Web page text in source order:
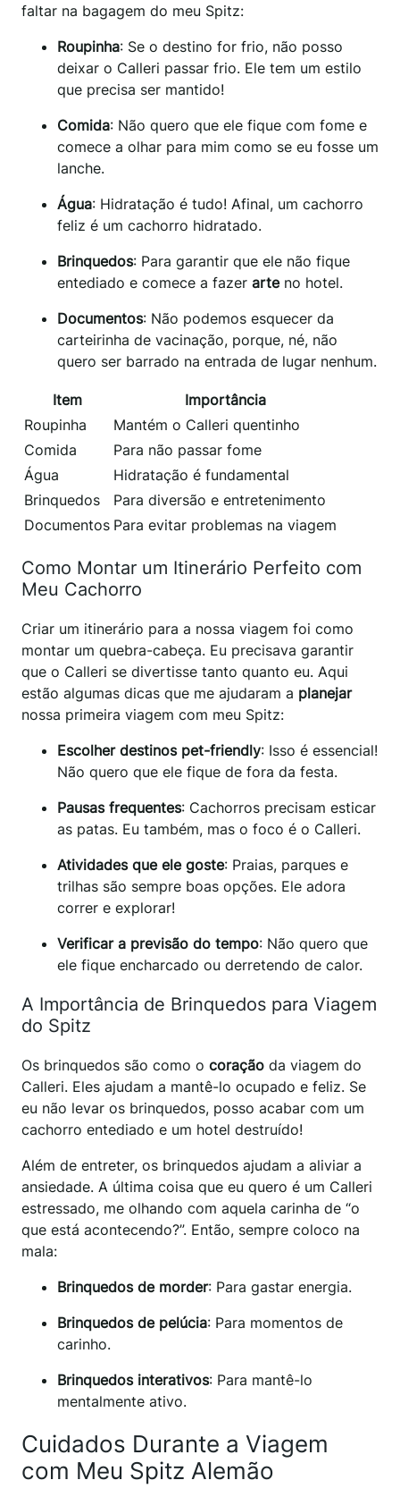
faltar na bagagem do meu Spitz:
Roupinha: Se o destino for frio, não posso
deixar o Calleri passar frio. Ele tem um estilo
que precisa ser mantido!
Comida: Não quero que ele fique com fome e
comece a olhar para mim como se eu fosse um
lanche.
Água: Hidratação é tudo! Afinal, um cachorro
feliz é um cachorro hidratado.
Brinquedos: Para garantir que ele não fique
entediado e comece a fazer arteno hotel.
Documentos: Não podemos esquecer da
carteirinha de vacinação, porque, né, não
quero ser barrado na entrada de lugar nenhum.
Item
Importância
Roupinha
Mantém o Calleri quentinho
Comida
Para não passar fome
Água
Hidratação é fundamental
Brinquedos
Para diversão e entretenimento
Documentos Para evitar problemas na viagem
Como Montar um Itinerário Perfeito com
Meu Cachorro
Criar um itinerário para a nossa viagem foi como
montar um quebra-cabeça. Eu precisava garantir
que o Calleri se divertisse tanto quanto eu. Aqui
estão algumas dicas que me ajudaram a planejar
nossa primeira viagem com meu Spitz:
Escolher destinos pet-friendly: Isso é essencial!
Não quero que ele fique de fora da festa.
Pausas frequentes: Cachorros precisam esticar
as patas. Eu também, mas o foco é o Calleri.
Atividades que ele goste: Praias, parques e
trilhas são sempre boas opções. Ele adora
correr e explorar!
Verificar a previsão do tempo: Não quero que
ele fique encharcado ou derretendo de calor.
A Importância de Brinquedos para Viagem
do Spitz
Os brinquedos são como o coração da viagem do
Calleri. Eles ajudam a mantê-lo ocupado e feliz. Se
eu não levar os brinquedos, posso acabar com um
cachorro entediado e um hotel destruído!
Além de entreter, os brinquedos ajudam a aliviar a
ansiedade. A última coisa que eu quero é um Calleri
estressado, me olhando com aquela carinha de “o
que está acontecendo?”. Então, sempre coloco na
mala:
Brinquedos de morder: Para gastar energia.
Brinquedos de pelúcia: Para momentos de
carinho.
Brinquedos interativos: Para mantê-lo
mentalmente ativo.
Cuidados Durante a Viagem
com Meu Spitz Alemão